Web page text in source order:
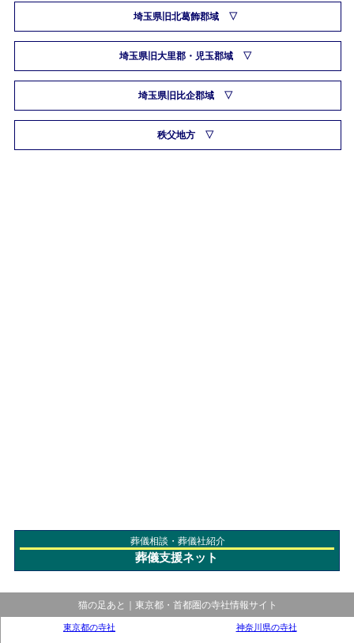
埼玉県旧北葛飾郡域
埼玉県旧大里郡・児玉郡域
埼玉県旧比企郡域
秩父地方
葬儀相談・葬儀社紹介
葬儀支援ネット
猫の足あと｜東京都・首都圏の寺社情報サイト
東京都の寺社 神奈川県の寺社